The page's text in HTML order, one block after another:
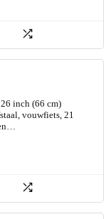
inch (66 cm)
vouwfiets, 21